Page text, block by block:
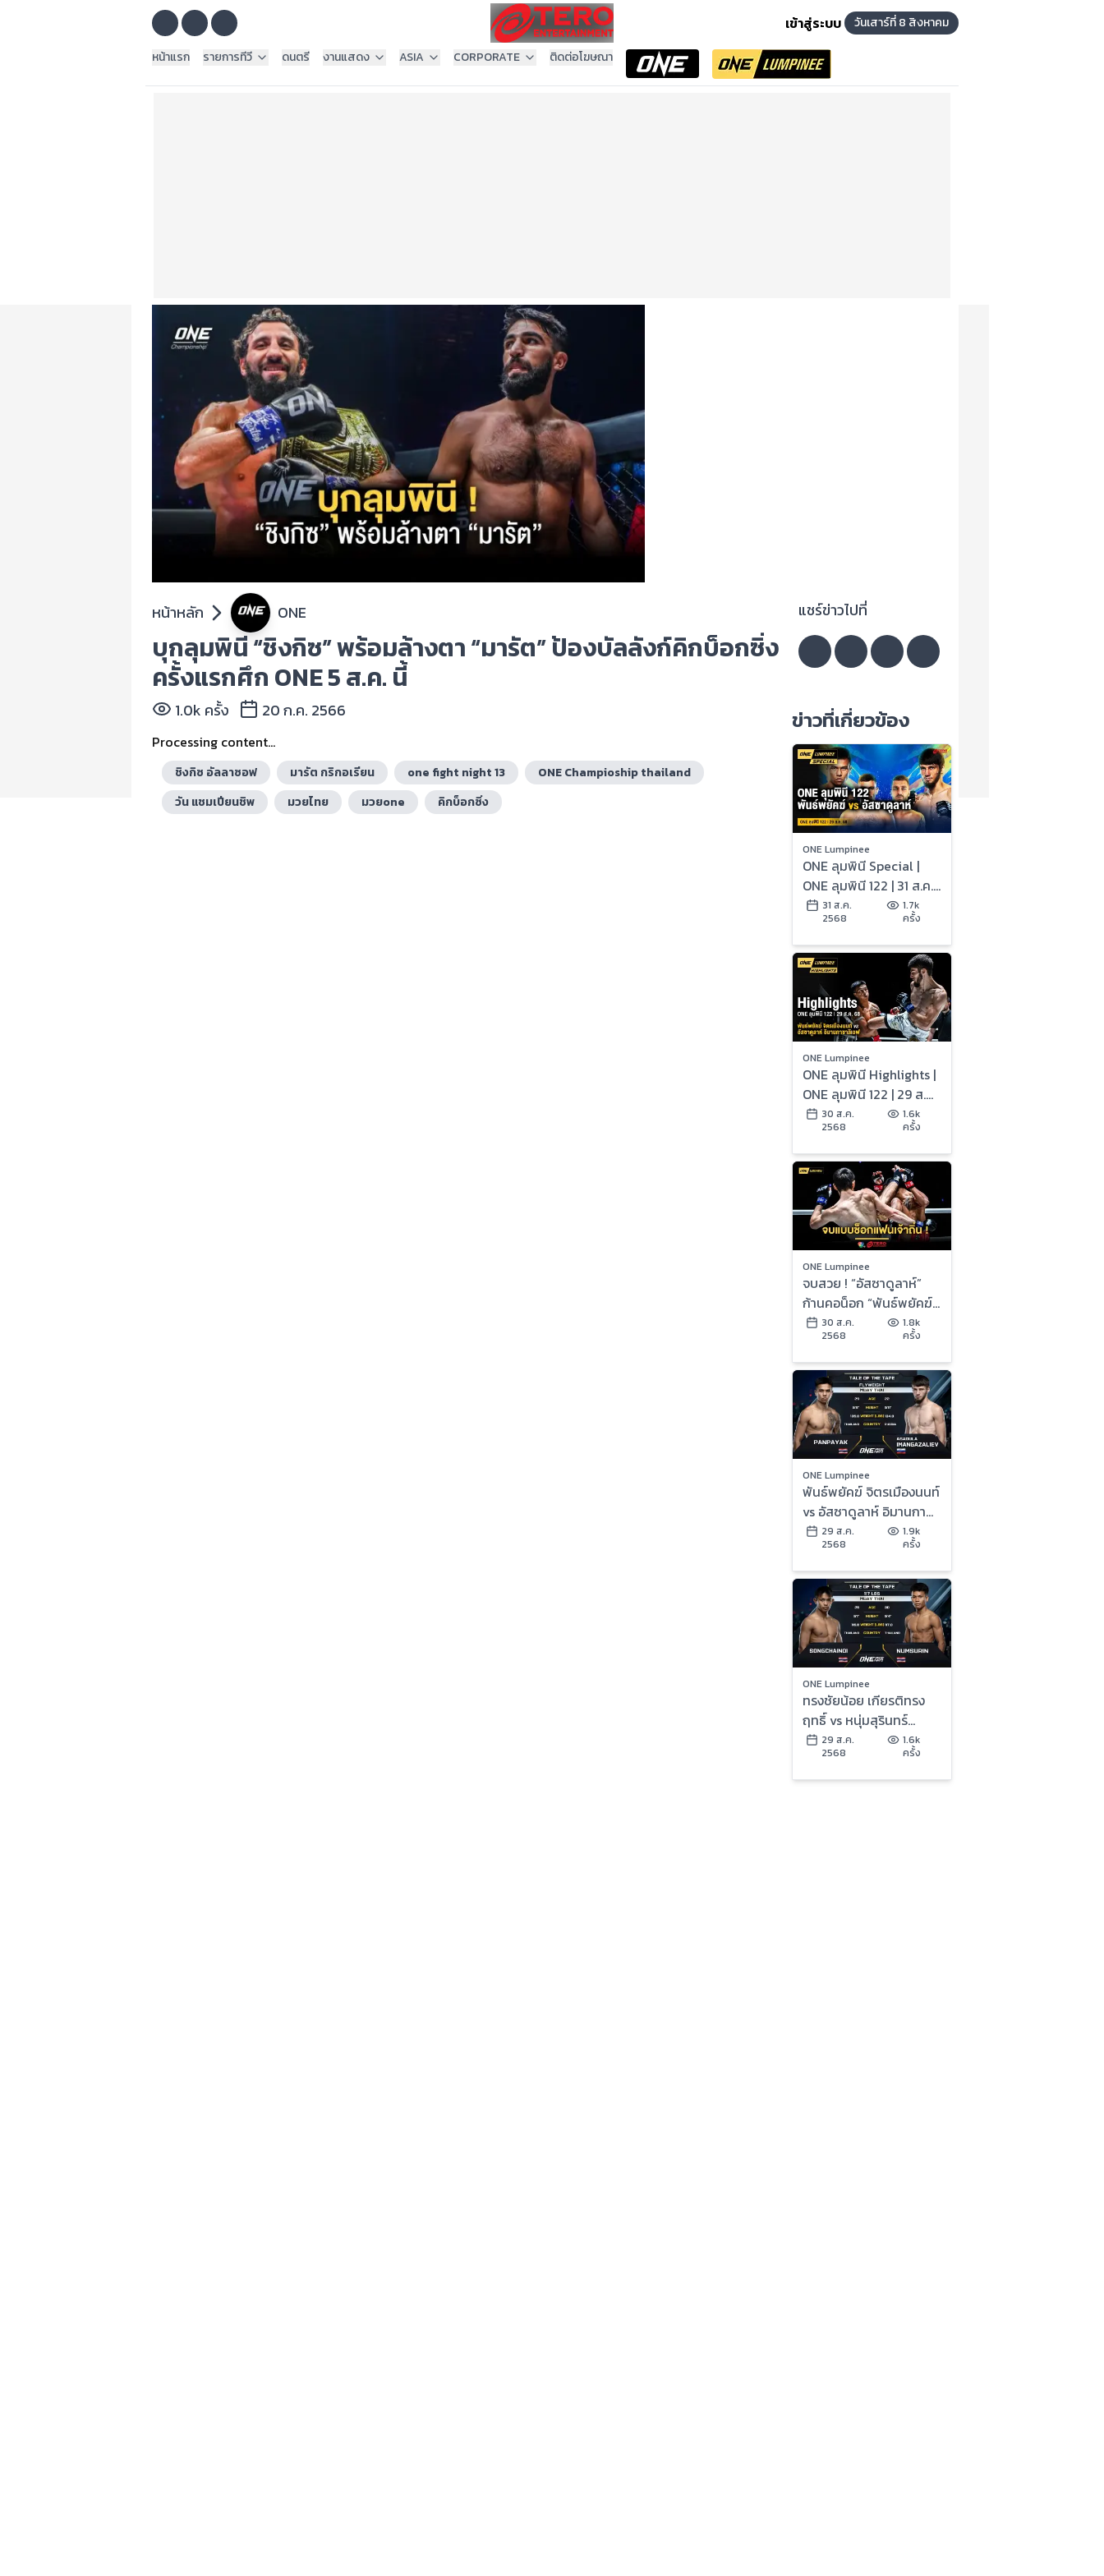
เข้าสู่ระบบ
วันเสาร์ที่ 8 สิงหาคม
หน้าแรก
รายการทีวี ดนตรี งานแสดง ASIA CORPORATE ติดต่อโฆษณา
หน้าหลัก ONE
บุกลุมพินี “ชิงกิซ” พร้อมล้างตา “มารัต” ป้องบัลลังก์คิกบ็อกซิ่ง
ครั้งแรกศึก ONE 5 ส.ค. นี้
1.0k ครั้ง 20 ก.ค. 2566
Processing content...
ชิงกิซ อัลลาซอฟ มารัต กริกอเรียน one fight night 13
ONE Champioship thailand
วัน แชมเปียนชิพ
มวยไทย มวยone คิกบ็อกซิ่ง
แชร์ข่าวไปที่
ข่าวที่เกี่ยวข้อง
ONE Lumpinee
ONE ลุมพินี Special |
ONE ลุมพินี 122 | 31 ส.ค.
2568 | Ch7HD
31 ส.ค.
2568
1.7k
ครั้ง
ONE Lumpinee
ONE ลุมพินี Highlights |
ONE ลุมพินี 122 | 29 ส.ค.
2568 | Ch7HD
30 ส.ค.
2568
1.6k
ครั้ง
ONE Lumpinee
จบสวย ! “อัสซาดูลาห์”
ก้านคอน็อก “พันธ์พยัคฆ์”
คว้าสัญญา ONE ในศึก
ONE ลุมพินี 122
30 ส.ค.
2568
1.8k
ครั้ง
ONE Lumpinee
พันธ์พยัคฆ์ จิตรเมืองนนท์
vs อัสซาดูลาห์ อิมานกาซา
ลิเอฟ | ONE ลุมพินี 122 |
29 ส.ค. 2568 | Ch7HD
29 ส.ค.
2568
1.9k
ครั้ง
ONE Lumpinee
ทรงชัยน้อย เกียรติทรง
ฤทธิ์ vs หนุ่มสุรินทร์
ช.เกตุวีณา | ONE ลุมพินี
122 | 29 ส.ค. 2568 |
Ch7HD
29 ส.ค.
2568
1.6k
ครั้ง